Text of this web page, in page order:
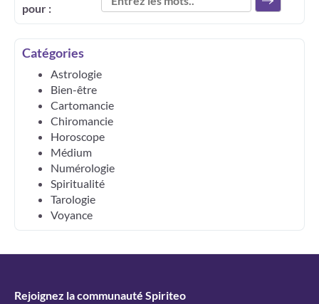
pour :
Catégories
Astrologie
Bien-être
Cartomancie
Chiromancie
Horoscope
Médium
Numérologie
Spiritualité
Tarologie
Voyance
Rejoignez la communauté Spiriteo